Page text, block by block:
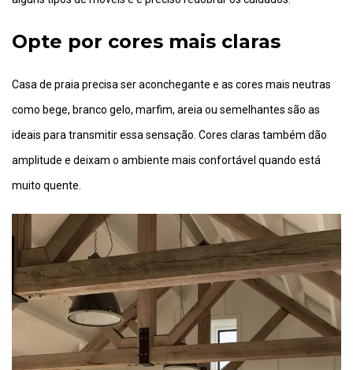
Opte por cores mais claras
Casa de praia precisa ser aconchegante e as cores mais neutras
como bege, branco gelo, marfim, areia ou semelhantes são as
ideais para transmitir essa sensação. Cores claras também dão
amplitude e deixam o ambiente mais confortável quando está
muito quente.